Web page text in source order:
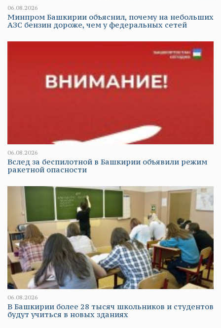
06.08.2026
Минпром Башкирии объяснил, почему на небольших
АЗС бензин дороже, чем у федеральных сетей
06.08.2026
Вслед за беспилотной в Башкирии объявили режим
ракетной опасности
06.08.2026
В Башкирии более 28 тысяч школьников и студентов
будут учиться в новых зданиях